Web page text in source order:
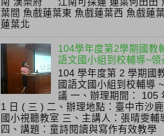
葉間 魚戲蓮葉東 魚戲蓮葉西 魚戲蓮
蓮葉北
104學年度第2學期國教
語文國小組到校輔導~領
104 學年度第 2 學期國
國語文國小組到校輔導
議 一、辦理期間： 105
1 日 ( 三 ) 二、辦理地點：臺中市沙
國小視聽教室 三、主講人：張晴雯輔
四、講題：童詩閱讀與寫作有效教學